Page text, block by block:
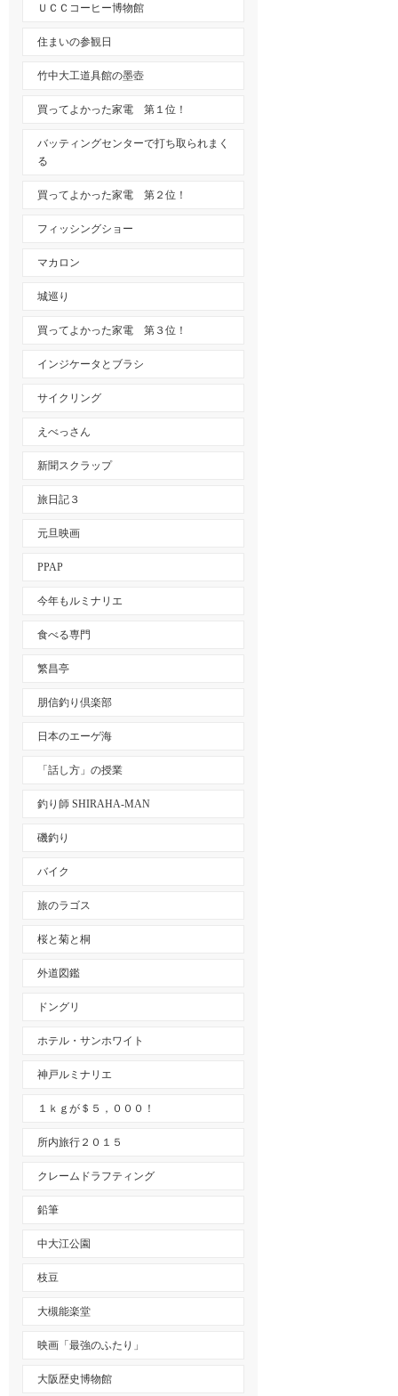
ＵＣＣコーヒー博物館
住まいの参観日
竹中大工道具館の墨壺
買ってよかった家電 第１位！
バッティングセンターで打ち取られまく
る
買ってよかった家電 第２位！
フィッシングショー
マカロン
城巡り
買ってよかった家電 第３位！
インジケータとブラシ
サイクリング
えべっさん
新聞スクラップ
旅日記３
元旦映画
PPAP
今年もルミナリエ
食べる専門
繁昌亭
朋信釣り倶楽部
日本のエーゲ海
「話し方」の授業
釣り師 SHIRAHA-MAN
磯釣り
バイク
旅のラゴス
桜と菊と桐
外道図鑑
ドングリ
ホテル・サンホワイト
神戸ルミナリエ
１ｋｇが＄５，０００！
所内旅行２０１５
クレームドラフティング
鉛筆
中大江公園
枝豆
大槻能楽堂
映画「最強のふたり」
大阪歴史博物館